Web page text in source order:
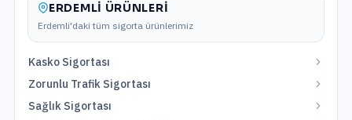
ERDEMLI ÜRÜNLERI
Erdemli'daki tüm sigorta ürünlerimiz
Kasko Sigortası
Zorunlu Trafik Sigortası
Sağlık Sigortası